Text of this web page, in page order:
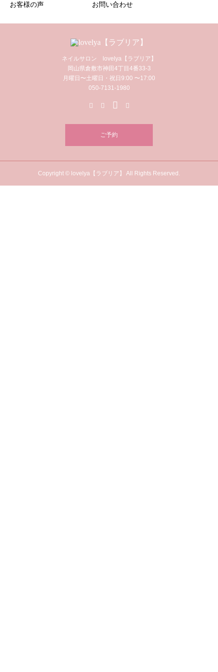
お客様の声
お問い合わせ
ネイルサロン lovelya【ラブリア】
岡山県倉敷市神田4丁目4番33-3
月曜日〜土曜日・祝日9:00 〜17:00
050-7131-1980
ご予約
Copyright © lovelya【ラブリア】 All Rights Reserved.